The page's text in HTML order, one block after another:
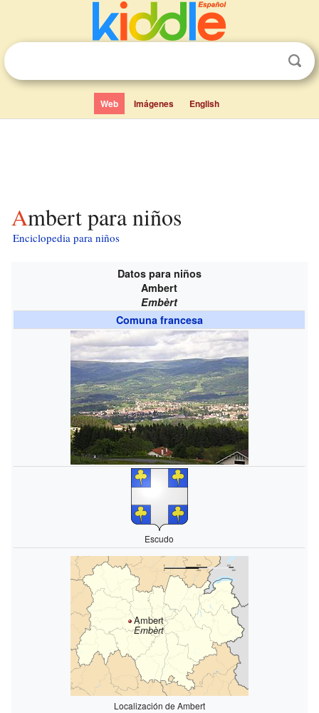
Web Imágenes English
Ambert para niños
Enciclopedia para niños
Datos para niños
Ambert
Embèrt
Comuna francesa
Escudo
Ambert
Embèrt
Localización de Ambert